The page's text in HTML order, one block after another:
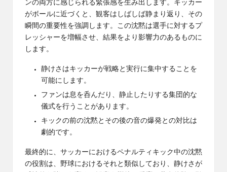
ンの両方に感じられる緊張感を生み出します。キッカー
がボールに近づくと、観客はしばしば静まり返り、その
瞬間の重要性を強調します。この沈黙は選手に対するプ
レッシャーを増幅させ、結果をより影響力のあるものに
します。
静けさはキッカーが戦略と実行に集中することを
可能にします。
ファンは息を呑んだり、静止したりする集団的な
儀式を行うことがあります。
キックの前の沈黙とその後の音の爆発との対比は
劇的です。
最終的に、サッカーにおけるペナルティキック中の沈黙
の役割は、野球におけるそれと類似しており、静けさが